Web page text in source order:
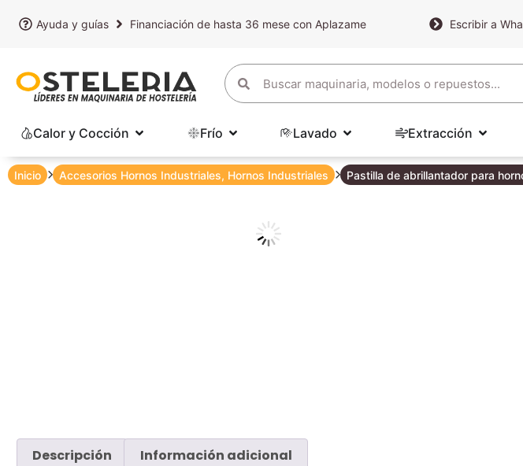
Ayuda y guías Financiación de hasta 36 mese con Aplazame Escribir a
Calor y Cocción Frío Lavado Extracción
Inicio Accesorios Hornos Industriales, Hornos Industriales Pastilla de abrillantador para
Descripción Información adicional